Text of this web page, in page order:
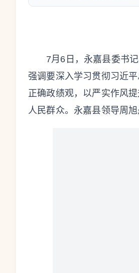
7月6日，永嘉县委书
强调要深入学习贯彻习近
正确政绩观，以严实作风
人民群众。永嘉县领导周